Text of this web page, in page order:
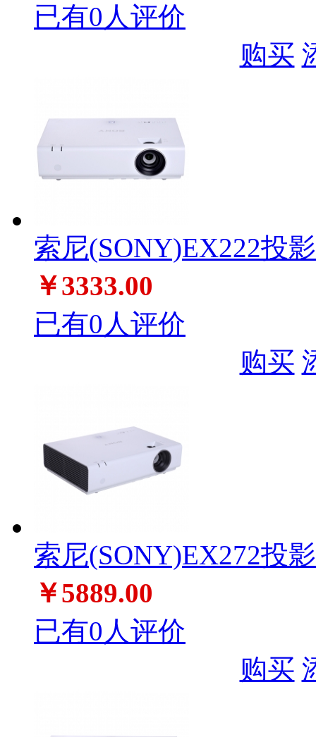
已有0人评价
购买
索尼(SONY)EX222投
￥3333.00
已有0人评价
购买
索尼(SONY)EX272投
￥5889.00
已有0人评价
购买